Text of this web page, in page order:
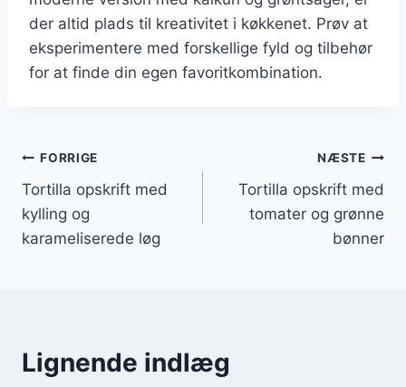
der altid plads til kreativitet i køkkenet. Prøv at
eksperimentere med forskellige fyld og tilbehør
for at finde din egen favoritkombination.
Indlægsnavigation
FORRIGE
Tortilla opskrift med
kylling og
karameliserede løg
NÆSTE
Tortilla opskrift med
tomater og grønne
bønner
Lignende indlæg